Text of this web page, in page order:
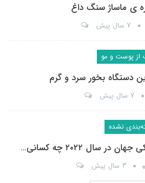
ی ماساژ سنگ داغ
7 سال پیش
از پوست و مو
دستگاه بخور سرد و گرم
7 سال پیش
نشده
3 سال پیش